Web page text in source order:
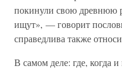
покинули свою древнюю
ищут», — говорит
справедлива также
В самом деле: где, когда